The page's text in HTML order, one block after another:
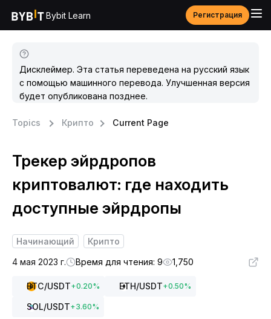
Bybit Learn Регистрация
Дисклеймер. Эта статья переведена на русский язык
с помощью машинного перевода. Улучшенная версия
будет опубликована позднее.
Topics Крипто Current Page
Трекер эйрдропов
криптовалют: где находить
доступные эйрдропы
Начинающий
Крипто
4 мая 2023 г.
Время для чтения: 9 1,750
BTC/USDT+0.20% ETH/USDT+0.50%
SOL/USDT+3.60%